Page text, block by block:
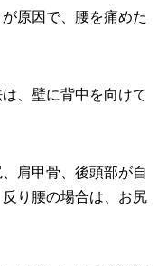
原因で、腰を痛めた
、壁に背中を向けて
肩甲骨、後頭部が自
り腰の場合は、お尻